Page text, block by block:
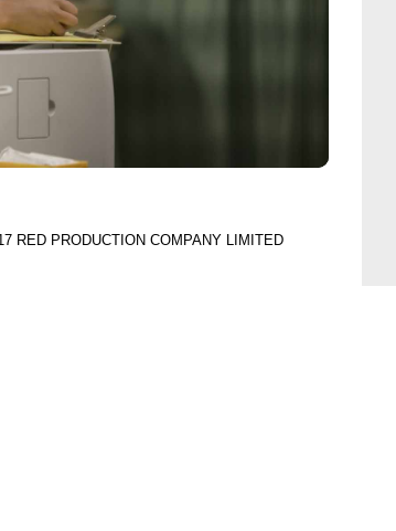
RED PRODUCTION COMPANY LIMITED